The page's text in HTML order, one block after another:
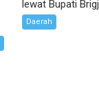
lewat Bupati
Daerah